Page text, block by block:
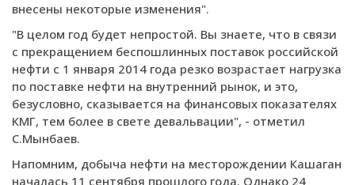
внесены некоторые изменения".
"В целом год будет непростой. Вы знаете, что в связи
с прекращением беспошлинных поставок российской
нефти с 1 января 2014 года резко возрастает нагрузка
по поставке нефти на внутренний рынок, и это,
безусловно, сказывается на финансовых показателях
КМГ, тем более в свете девальвации", - отметил
С.Мынбаев.
Напомним, добыча нефти на месторождении Кашаган
началась 11 сентября прошлого года. Однако 24